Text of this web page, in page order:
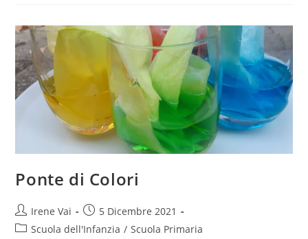
Ponte di Colori
Post
author:
Irene Vai
Post
published:
5 Dicembre 2021
PostScuola dell'Infanzia / Scuola Primaria